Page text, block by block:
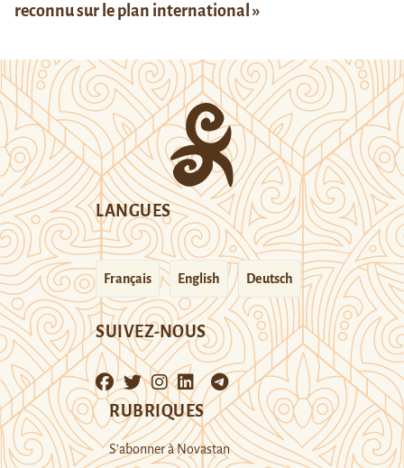
reconnu sur le plan international »
LANGUES
Français English Deutsch
SUIVEZ-NOUS
RUBRIQUES
S’abonner à Novastan